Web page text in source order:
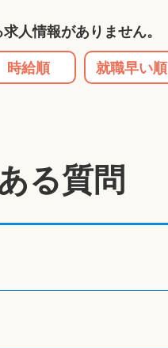
人情報がありません。
時給順 就職早い順
る質問